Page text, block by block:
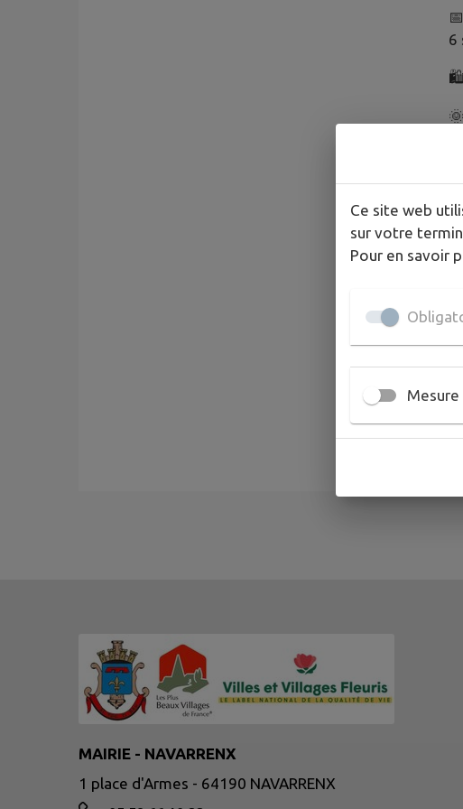
6
🛍️
MAIRIE - NAVARRENX
1 place d'Armes - 64190 NAVARRENX
Ce site web
sur votre
Pour en savoir